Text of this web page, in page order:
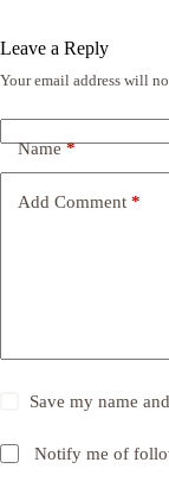
Leave a Reply
Your email address will
Name*
Add Comment *
Save my name
Notify me of